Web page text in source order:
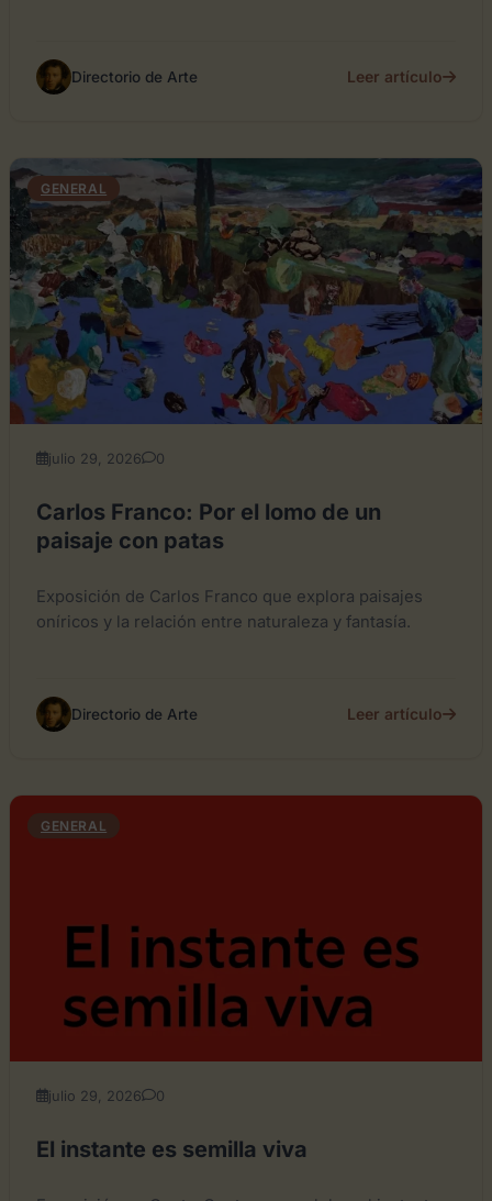
Directorio de Arte Leer artículo
GENERAL
julio 29, 2026 0
Carlos Franco: Por el lomo de un
paisaje con patas
Exposición de Carlos Franco que explora paisajes
oníricos y la relación entre naturaleza y fantasía.
Directorio de Arte Leer artículo
GENERAL
julio 29, 2026 0
El instante es semilla viva